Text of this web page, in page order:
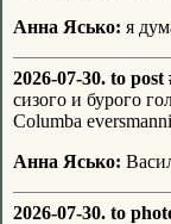
Анна Ясько: я
2026-07-30. to post
сизого и бурого
Columba
Анна Ясько:
2026-07-30. to